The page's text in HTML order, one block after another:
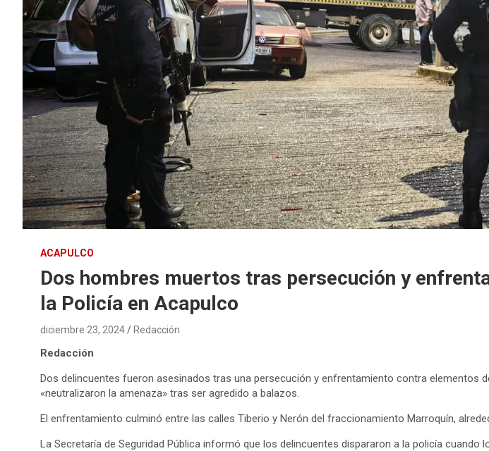
ACAPULCO
Dos hombres muertos tras persecución y
la Policía en Acapulco
diciembre 23, 2024 Redacción
Redacción
Dos delincuentes fueron asesinados tras una persecución y enfrentamiento contra elementos
«neutralizaron la amenaza» tras ser agredido a balazos.
El enfrentamiento culminó entre las calles Tiberio y Nerón del fraccionamiento Marroquín,
La Secretaría de Seguridad Pública informó que los delincuentes dispararon a la policía cuando